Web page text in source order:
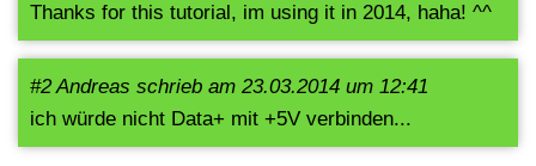
Thanks for this tutorial, im using it in 2014, haha! ^^
#2 Andreas schrieb am 23.03.2014 um 12:41
ich würde nicht Data+ mit +5V verbinden...